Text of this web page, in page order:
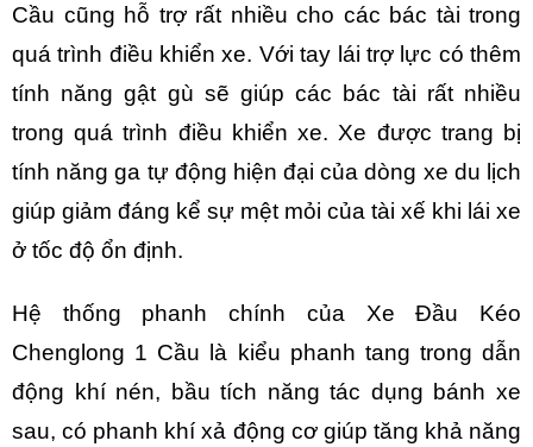
Cầu cũng hỗ trợ rất nhiều cho các bác tài trong
quá trình điều khiển xe. Với tay lái trợ lực có thêm
tính năng gật gù sẽ giúp các bác tài rất nhiều
trong quá trình điều khiển xe. Xe được trang bị
tính năng ga tự động hiện đại của dòng xe du lịch
giúp giảm đáng kể sự mệt mỏi của tài xế khi lái xe
ở tốc độ ổn định.
Hệ thống phanh chính của Xe Đầu Kéo
Chenglong 1 Cầu là kiểu phanh tang trong dẫn
động khí nén, bầu tích năng tác dụng bánh xe
sau, có phanh khí xả động cơ giúp tăng khả năng